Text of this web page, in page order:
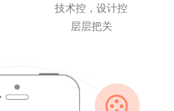
技术控，设计控
层层把关